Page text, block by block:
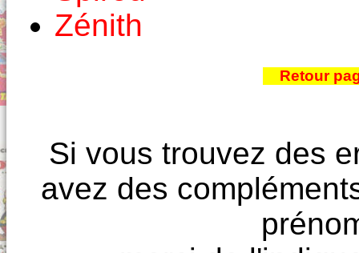
Zénith
Retour
Si vous trouvez des
avez des